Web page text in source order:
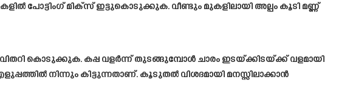
പോട്ടിംഗ് മിക്സ് ഇട്ടുകൊടുക്കുക. വീണ്ടും മുകളിലായി അല്പം കൂടി മണ്ണ്
കൊടുക്കുക. കപ്പ വളർന്ന് തുടങ്ങുമ്പോൾ ചാരം ഇടയ്ക്കിടയ്ക്ക് വളമായി
നിന്നും കിട്ടുന്നതാണ്. കൂടുതൽ വിശദമായി മനസ്സിലാക്കാൻ